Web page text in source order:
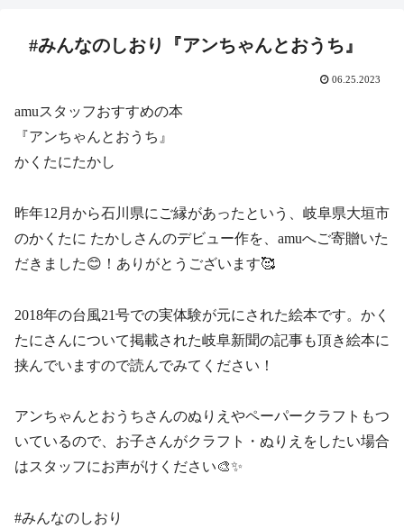
#みんなのしおり『アンちゃんとおうち』
06.25.2023
amuスタッフおすすめの本
『アンちゃんとおうち』
かくたにたかし
昨年12月から石川県にご縁があったという、岐阜県大垣市
のかくたに たかしさんのデビュー作を、amuへご寄贈いた
だきました😊！ありがとうございます🥰
2018年の台風21号での実体験が元にされた絵本です。かく
たにさんについて掲載された岐阜新聞の記事も頂き絵本に
挟んでいますので読んでみてください！
アンちゃんとおうちさんのぬりえやペーパークラフトもつ
いているので、お子さんがクラフト・ぬりえをしたい場合
はスタッフにお声がけください🎨✨
#みんなのしおり